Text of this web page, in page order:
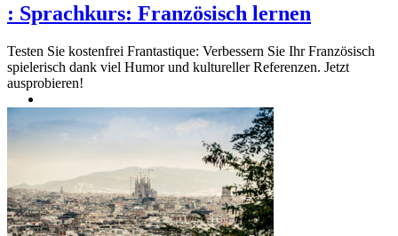
: Sprachkurs: Französisch lernen
Testen Sie kostenfrei Frantastique: Verbessern Sie Ihr Französisch
spielerisch dank viel Humor und kultureller Referenzen. Jetzt
ausprobieren!